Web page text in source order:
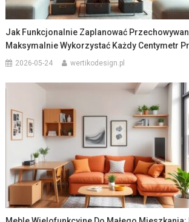
Jak Funkcjonalnie Zaplanować
Maksymalnie Wykorzystać Każdy Centymetr
2026-05-24 wertikodesign.pl